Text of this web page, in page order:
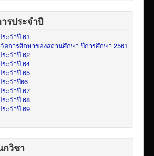
รประจำปี
ะจำปี 61
การศึกษาของสถานศึกษา ปีการศึกษา 2561
ะจำปี 62
ะจำปี 64
ะจำปี 65
ะจำปี66
ะจำปี 67
ะจำปี 68
ะจำปี 69
กวิชา